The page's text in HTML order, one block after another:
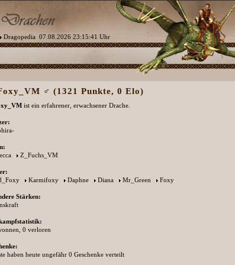
Dragopedia 07.08.2026 23:15:41 Uhr
♂ (1321 Punkte, 0 Elo)
ist ein erfahrener, erwachsener Drache.
Z_Fuchs_VM
Karmifoxy Daphne Diana Mr_Green Foxy
Stärken:
0 verloren
haben heute ungefähr 0 Geschenke verteilt